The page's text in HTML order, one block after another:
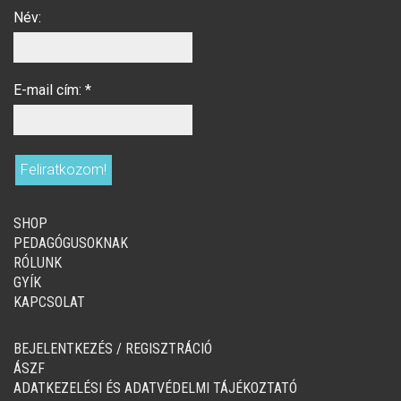
Név:
E-mail cím: *
SHOP
PEDAGÓGUSOKNAK
RÓLUNK
GYÍK
KAPCSOLAT
BEJELENTKEZÉS / REGISZTRÁCIÓ
ÁSZF
ADATKEZELÉSI ÉS ADATVÉDELMI TÁJÉKOZTATÓ